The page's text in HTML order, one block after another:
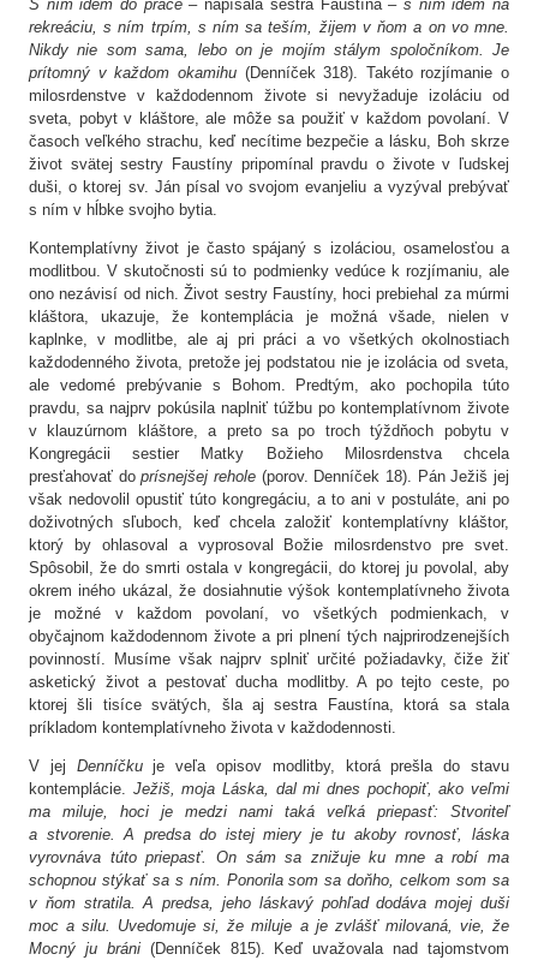
S ním idem do práce– napísala sestra Faustína – s ním idem na
rekreáciu, s ním trpím, s ním sa teším, žijem v ňom a on vo mne.
Nikdy nie som sama, lebo on je mojím stálym spoločníkom. Je
prítomný v každom okamihu (Denníček 318). Takéto rozjímanie o
milosrdenstve v každodennom živote si nevyžaduje izoláciu od
sveta, pobyt v kláštore, ale môže sa použiť v každom povolaní. V
časoch veľkého strachu, keď necítime bezpečie a lásku, Boh skrze
život svätej sestry Faustíny pripomínal pravdu o živote v ľudskej
duši, o ktorej sv. Ján písal vo svojom evanjeliu a vyzýval prebývať
s ním v hĺbke svojho bytia.
Kontemplatívny život je často spájaný s izoláciou, osamelosťou a
modlitbou. V skutočnosti sú to podmienky vedúce k rozjímaniu, ale
ono nezávisí od nich. Život sestry Faustíny, hoci prebiehal za múrmi
kláštora, ukazuje, že kontemplácia je možná všade, nielen v
kaplnke, v modlitbe, ale aj pri práci a vo všetkých okolnostiach
každodenného života, pretože jej podstatou nie je izolácia od sveta,
ale vedomé prebývanie s Bohom. Predtým, ako pochopila túto
pravdu, sa najprv pokúsila naplniť túžbu po kontemplatívnom živote
v klauzúrnom kláštore, a preto sa po troch týždňoch pobytu v
Kongregácii sestier Matky Božieho Milosrdenstva chcela
presťahovať doprísnejšej rehole (porov. Denníček 18). Pán Ježiš jej
však nedovolil opustiť túto kongregáciu, a to ani v postuláte, ani po
doživotných sľuboch, keď chcela založiť kontemplatívny kláštor,
ktorý by ohlasoval a vyprosoval Božie milosrdenstvo pre svet.
Spôsobil, že do smrti ostala v kongregácii, do ktorej ju povolal, aby
okrem iného ukázal, že dosiahnutie výšok kontemplatívneho života
je možné v každom povolaní, vo všetkých podmienkach, v
obyčajnom každodennom živote a pri plnení tých najprirodzenejších
povinností. Musíme však najprv splniť určité požiadavky, čiže žiť
asketický život a pestovať ducha modlitby. A po tejto ceste, po
ktorej šli tisíce svätých, šla aj sestra Faustína, ktorá sa stala
príkladom kontemplatívneho života v každodennosti.
V jej Denníčkuje veľa opisov modlitby, ktorá prešla do stavu
kontemplácie. Ježiš, moja Láska, dal mi dnes pochopiť, ako veľmi
ma miluje, hoci je medzi nami taká veľká priepasť: Stvoriteľ
a stvorenie. A predsa do istej miery je tu akoby rovnosť, láska
vyrovnáva túto priepasť. On sám sa znižuje ku mne a robí ma
schopnou stýkať sa s ním. Ponorila som sa doňho, celkom som sa
v ňom stratila. A predsa, jeho láskavý pohľad dodáva mojej duši
moc a silu. Uvedomuje si, že miluje a je zvlášť milovaná, vie, že
Mocný ju bráni (Denníček 815). Keď uvažovala nad tajomstvom